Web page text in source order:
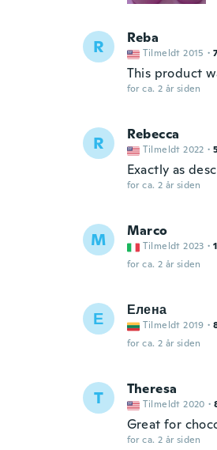
R Reba
Tilmeldt 2015 ·
This product
for ca. 2 år siden
R Rebecca
Tilmeldt 2022 ·
Exactly as
for ca. 2 år siden
M Marco
Tilmeldt 2023 ·
for ca. 2 år siden
Е Елена
Tilmeldt 2019 ·
for ca. 2 år siden
T Theresa
Tilmeldt 2020 ·
Great for
for ca. 2 år siden